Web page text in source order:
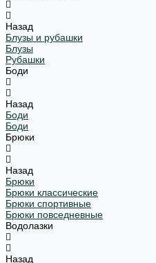
Назад
Блузы и рубашки
Блузы
Рубашки
Боди
Назад
Боди
Боди
Брюки
Назад
Брюки
Брюки классические
Брюки спортивные
Брюки повседневные
Водолазки
Назад